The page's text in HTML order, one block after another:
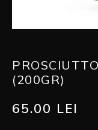
(200GR)
65.00 LEI